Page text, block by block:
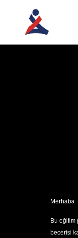
Merhaba
Bu eğitim
becerisi